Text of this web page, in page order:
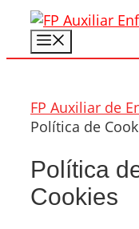
Saltar
contenido
FP Auxiliar de
Política de
Política
Cookies